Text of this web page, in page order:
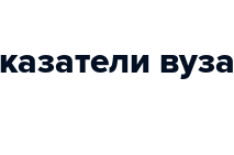
вуза